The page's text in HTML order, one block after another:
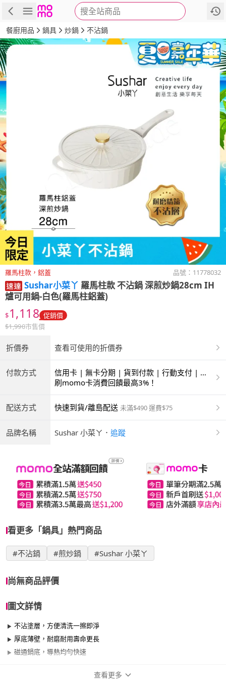
搜全站商品
商品 評價 詳情
餐廚用品 鍋具 炒鍋 不沾鍋
羅馬柱款，鋁蓋 品號： 11778032
Sushar小菜丫 羅馬柱款 不沾鍋 深煎炒鍋28cm IH
爐可用鍋-白色(羅馬柱鋁蓋)
$1,118 促銷價
$1,990市售價
折價券 查看可使用的折價券
付款方式
信用卡 | 無卡分期 | 貨到付款 | 行動支付 | 超
商付款 | ATM | 銀聯卡
刷momo卡消費回饋最高3%！
配送方式 快速到貨/離島配送 未滿$490 運費$75
品牌名稱 Sushar 小菜ㄚ ． 追蹤
看更多「鍋具」熱門商品
#不沾鍋 #煎炒鍋 #Sushar 小菜ㄚ
尚無商品評價
圖文詳情
不沾塗層，方便清洗一擦即淨
厚底薄壁，耐磨耐用壽命更長
磁通鍋底，導熱均勻快速
查看更多